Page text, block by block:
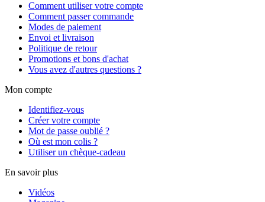
Comment utiliser votre compte
Comment passer commande
Modes de paiement
Envoi et livraison
Politique de retour
Promotions et bons d'achat
Vous avez d'autres questions ?
Mon compte
Identifiez-vous
Créer votre compte
Mot de passe oublié ?
Où est mon colis ?
Utiliser un chèque-cadeau
En savoir plus
Vidéos